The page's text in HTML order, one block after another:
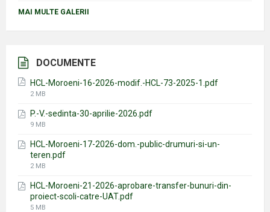
MAI MULTE GALERII
DOCUMENTE
HCL-Moroeni-16-2026-modif.-HCL-73-2025-1.pdf
File
2 MB
P.-V.-sedinta-30-aprilie-2026.pdf
File
9 MB
HCL-Moroeni-17-2026-dom.-public-drumuri-si-un-
teren.pdf
File
2 MB
HCL-Moroeni-21-2026-aprobare-transfer-bunuri-din-
proiect-scoli-catre-UAT.pdf
File
5 MB